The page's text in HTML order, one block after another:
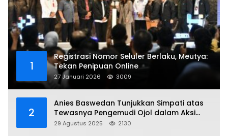
1
Registrasi Nomor Seluler Berlaku, Meutya:
Tekan Penipuan Online
27 Januari 2026 3009
2
Anies Baswedan Tunjukkan Simpati atas
Tewasnya Pengemudi Ojol dalam Aksi
Demo
29 Agustus 2025 2130